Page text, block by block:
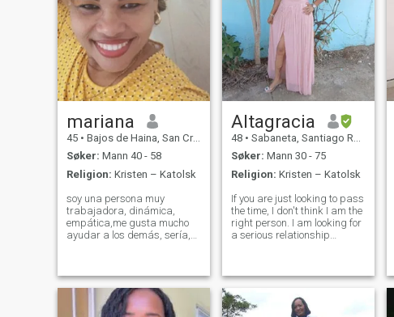
mariana
45 • Bajos de Haina, San Cristóbal, Den Dominikanske Rep.
Søker: Mann 40 - 58
Religion: Kristen – Katolsk
soy una persona muy
trabajadora, dinámica,
empática,me gusta mucho
ayudar a los demás, sería,
,me gusta estar bien.
arreglada, perfumada muy
respetuoso y responsable,
Altagracia
48 • Sabaneta, Santiago Rodríguez, Den Dominikanske Rep.
Søker: Mann 30 - 75
Religion: Kristen – Katolsk
If you are just looking to pass
the time, I don't think I am the
right person. I am looking for
a serious relationship
divorced woman who comes
from a humble fami